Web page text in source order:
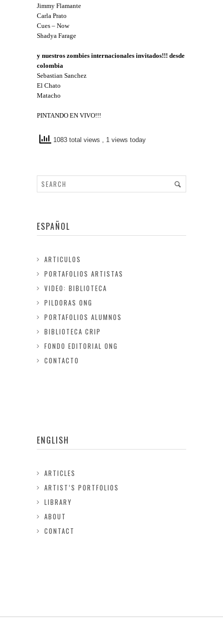
Jimmy Flamante
Carla Prato
Cues – Now
Shadya Farage
y nuestros zombies internacionales invitados!!! desde
colombia
Sebastian Sanchez
El Chato
Matacho
PINTANDO EN VIVO!!!
1083 total views , 1 views today
ESPAÑOL
ARTICULOS
PORTAFOLIOS ARTISTAS
VIDEO: BIBLIOTECA
PILDORAS ONG
PORTAFOLIOS ALUMNOS
BIBLIOTECA CRIP
FONDO EDITORIAL ONG
CONTACTO
ENGLISH
ARTICLES
ARTIST’S PORTFOLIOS
LIBRARY
ABOUT
CONTACT